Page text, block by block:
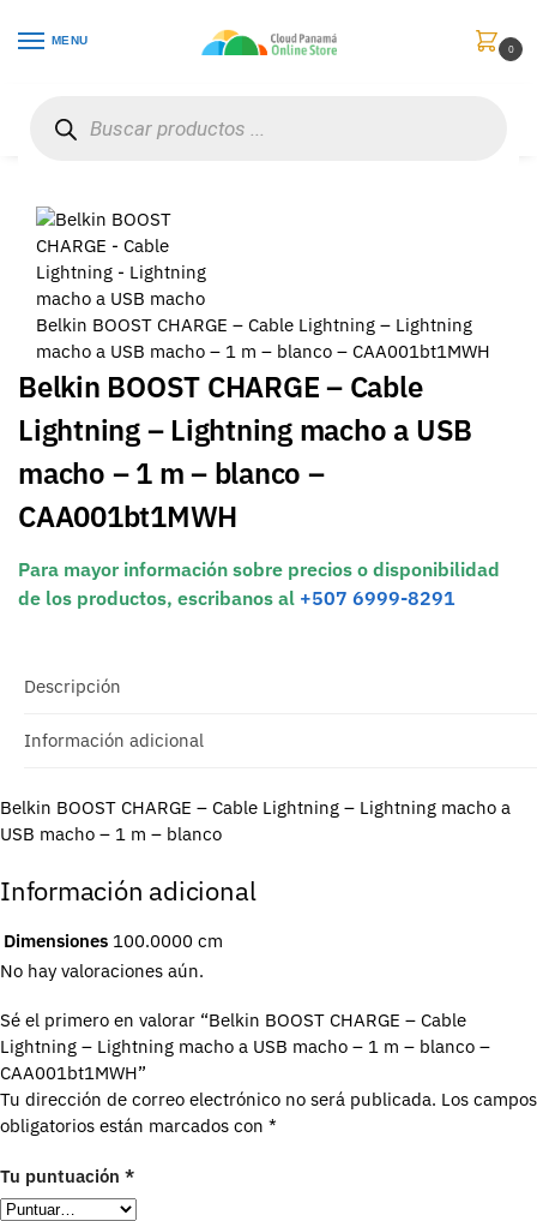
MENU
0
Belkin BOOST CHARGE – Cable Lightning – Lightning
macho a USB macho – 1 m – blanco – CAA001bt1MWH
Belkin BOOST CHARGE – Cable
Lightning – Lightning macho a USB
macho – 1 m – blanco –
CAA001bt1MWH
Para mayor información sobre precios o disponibilidad
de los productos, escribanos al +507 6999-8291
Descripción
Información adicional
Belkin BOOST CHARGE – Cable Lightning – Lightning macho a
USB macho – 1 m – blanco
Información adicional
Dimensiones 100.0000 cm
No hay valoraciones aún.
Sé el primero en valorar “Belkin BOOST CHARGE – Cable
Lightning – Lightning macho a USB macho – 1 m – blanco –
CAA001bt1MWH”
Tu dirección de correo electrónico no será publicada. Los campos
obligatorios están marcados con *
Tu puntuación *